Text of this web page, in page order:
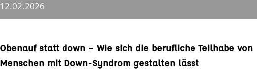
12.02.2026
Obenauf statt down – Wie sich die berufliche Teilhabe von
Menschen mit Down-Syndrom gestalten lässt